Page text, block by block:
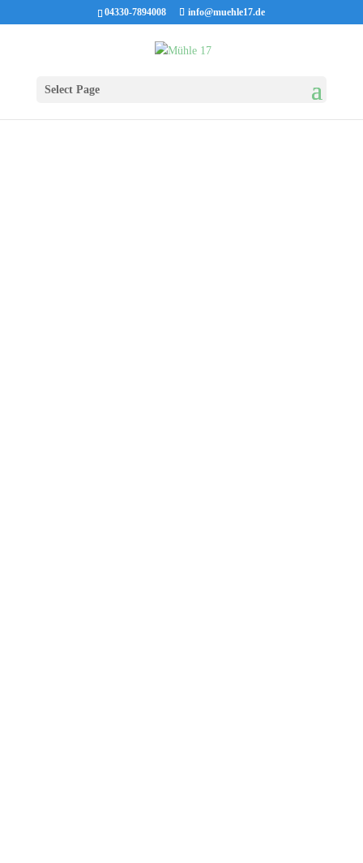
04330-7894008 info@muehle17.de
Select Page